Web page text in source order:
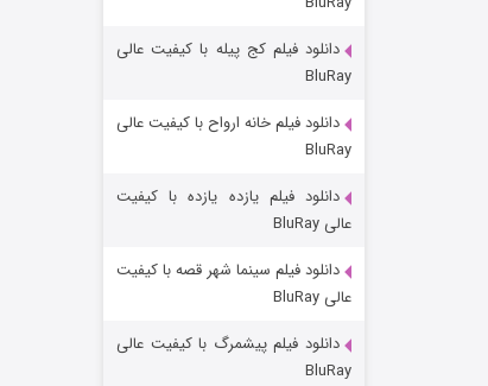
خاندان اژدها فصل ۳
دانلود فیلم کج‌ پیله با کیفیت عالی
BluRay
دانلود فیلم خانه ارواح با کیفیت عالی
BluRay
دانلود فیلم یازده یازده با کیفیت
عالی BluRay
دانلود فیلم سینما شهر قصه با کیفیت
عالی BluRay
دانلود فیلم پیشمرگ با کیفیت عالی
BluRay